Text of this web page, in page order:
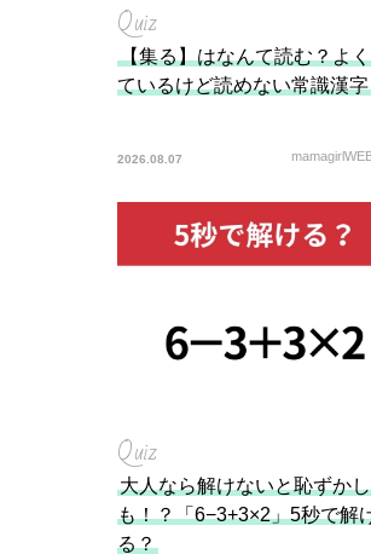
Quiz
【集る】はなんて読む？よ
ているけど読めない常識漢
2026.08.07
Quiz
大人なら解けないと恥ずか
も！？「6−3+3×2」5秒で解
る？